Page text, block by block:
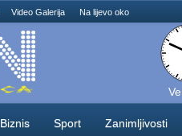
Video Galerija Na lijevo oko
Biznis Sport Zanimljivosti